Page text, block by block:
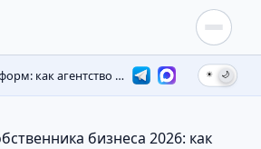
Ошибки веб-форм: как агентство потеряло лиды на месяцы ☀ 🌙
бизнеса 2026: как